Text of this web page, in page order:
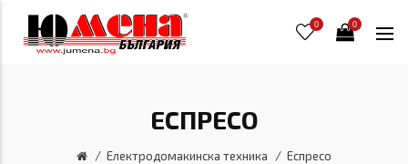
0 0
ЕСПРЕСО
Електродомакинска техника Еспресо